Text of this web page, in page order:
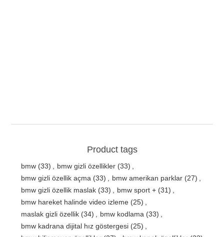
Product tags
bmw (33) bmw gizli özellikler (33)
bmw gizli özellik açma (33) bmw amerikan parklar (27)
bmw gizli özellik maslak (33) bmw sport + (31)
bmw hareket halinde video izleme (25)
maslak gizli özellik (34) bmw kodlama (33)
bmw kadrana dijital hız göstergesi (25)